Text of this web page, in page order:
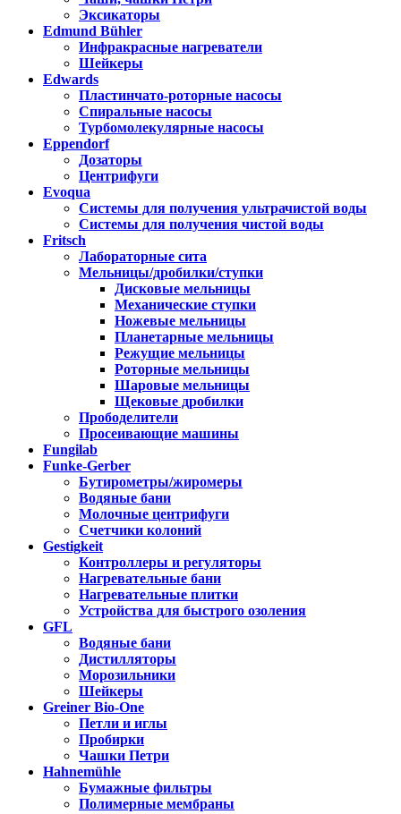
Эксикаторы
Edmund Bühler
Инфракрасные нагреватели
Шейкеры
Edwards
Пластинчато-роторные насосы
Спиральные насосы
Турбомолекулярные насосы
Eppendorf
Дозаторы
Центрифуги
Evoqua
Системы для получения ультрачистой воды
Системы для получения чистой воды
Fritsch
Лабораторные сита
Мельницы/дробилки/ступки
Дисковые мельницы
Механические ступки
Ножевые мельницы
Планетарные мельницы
Режущие мельницы
Роторные мельницы
Шаровые мельницы
Щековые дробилки
Прободелители
Просеивающие машины
Fungilab
Funke-Gerber
Бутирометры/жиромеры
Водяные бани
Молочные центрифуги
Счетчики колоний
Gestigkeit
Контроллеры и регуляторы
Нагревательные бани
Нагревательные плитки
Устройства для быстрого озоления
GFL
Водяные бани
Дистилляторы
Морозильники
Шейкеры
Greiner Bio-One
Петли и иглы
Пробирки
Чашки Петри
Hahnemühle
Бумажные фильтры
Полимерные мембраны